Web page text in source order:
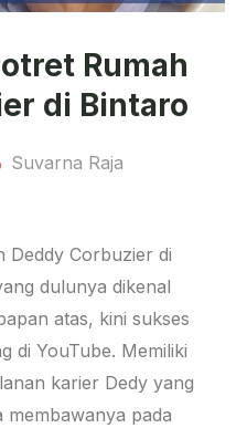
Rumah
di Bintaro
Suvarna Raja
Deddy Corbuzier di
dulunya dikenal
atas, kini sukses
di YouTube. Memiliki
karier Dedy yang
pada